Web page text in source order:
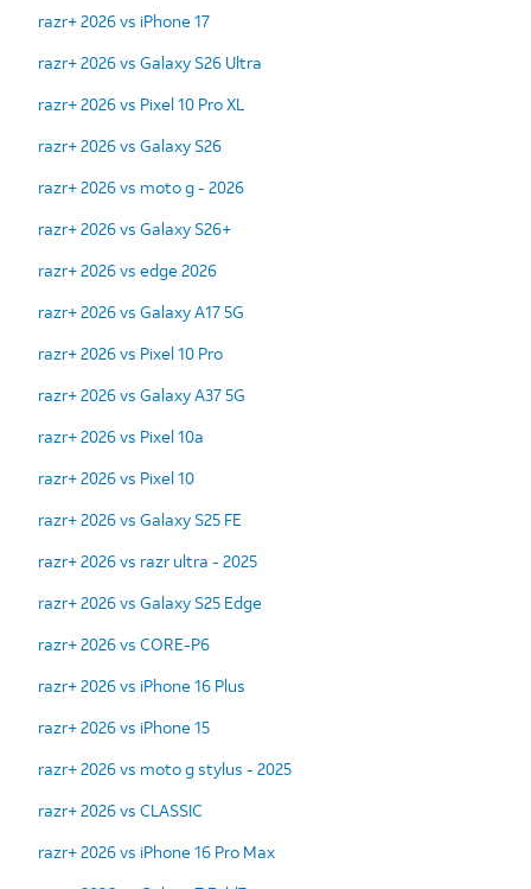
razr+ 2026 vs iPhone 17
razr+ 2026 vs Galaxy S26 Ultra
razr+ 2026 vs Pixel 10 Pro XL
razr+ 2026 vs Galaxy S26
razr+ 2026 vs moto g - 2026
razr+ 2026 vs Galaxy S26+
razr+ 2026 vs edge 2026
razr+ 2026 vs Galaxy A17 5G
razr+ 2026 vs Pixel 10 Pro
razr+ 2026 vs Galaxy A37 5G
razr+ 2026 vs Pixel 10a
razr+ 2026 vs Pixel 10
razr+ 2026 vs Galaxy S25 FE
razr+ 2026 vs razr ultra - 2025
razr+ 2026 vs Galaxy S25 Edge
razr+ 2026 vs CORE-P6
razr+ 2026 vs iPhone 16 Plus
razr+ 2026 vs iPhone 15
razr+ 2026 vs moto g stylus - 2025
razr+ 2026 vs CLASSIC
razr+ 2026 vs iPhone 16 Pro Max